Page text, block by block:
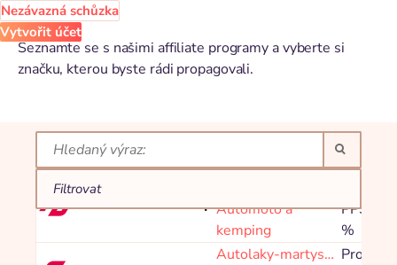
Nezávazná schůzka
Vytvořit účet
Seznamte se s našimi affiliate programy a vyberte si
značku, kterou byste rádi propagovali.
Filtrovat
Řazení:Od nejnovějšíhoAbecedně
Automoto a
kemping
PPS
%
Autolaky-martys… Provize